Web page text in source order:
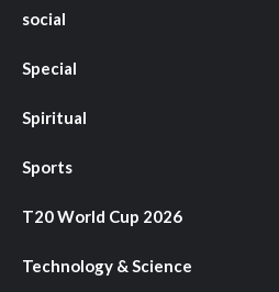
social
Special
Spiritual
Sports
T20 World Cup 2026
Technology & Science